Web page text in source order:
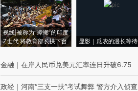
视线|被称为“蟑螂”的印度
Z世代 将教育部长拱下台
显影｜瓜农的漫长等待
金融 ｜ 在岸人民币兑美元汇率连日升破6.75
政经 ｜ 河南“三支一扶”考试舞弊 警方介入侦查